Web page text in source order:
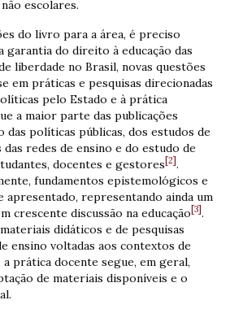
escolares.
do livro para a área, é preciso
garantia do direito à educação das
liberdade no Brasil, novas questões
em práticas e pesquisas direcionadas
pelo Estado e à prática
a maior parte das publicações
das políticas públicas, dos estudos de
das redes de ensino e do estudo de
docentes e gestores [2].
fundamentos epistemológicos e
representando ainda um
crescente discussão na educação [3].
didáticos e de pesquisas
ensino voltadas aos contextos de
prática docente segue, em geral,
de materiais disponíveis e o